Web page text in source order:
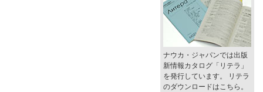
ナウカ・ジャパンでは出版
新情報カタログ「リテラ」
を発行しています。 リテラ
のダウンロードはこちら。